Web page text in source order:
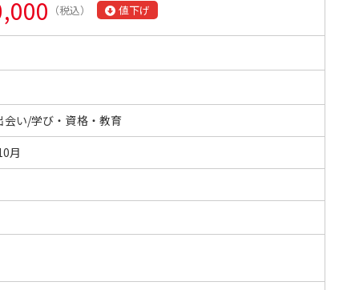
（税込） 値下げ
会い/学び・資格・教育
月